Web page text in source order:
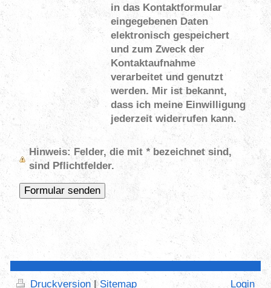
in das Kontaktformular
eingegebenen Daten
elektronisch gespeichert
und zum Zweck der
Kontaktaufnahme
verarbeitet und genutzt
werden. Mir ist bekannt,
dass ich meine Einwilligung
jederzeit widerrufen kann.
Hinweis : Felder, die mit *bezeichnet sind,
sind Pflichtfelder.
Druckversion| Sitemap Login